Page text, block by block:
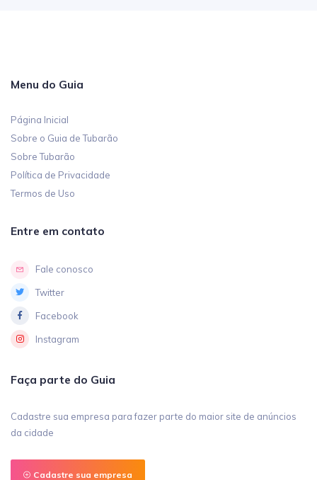
Menu do Guia
Página Inicial
Sobre o Guia de Tubarão
Sobre Tubarão
Política de Privacidade
Termos de Uso
Entre em contato
Fale conosco
Twitter
Facebook
Instagram
Faça parte do Guia
Cadastre sua empresa para fazer parte do maior site de anúncios
da cidade
Cadastre sua empresa